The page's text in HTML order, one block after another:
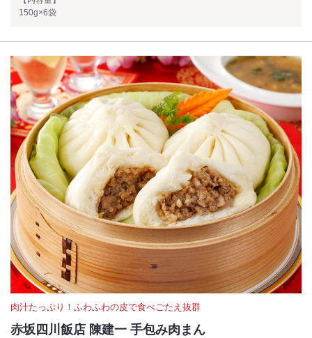
150g×6袋
肉汁たっぷり！ふわふわの皮で食べごたえ抜群
赤坂四川飯店 陳建一 手包み肉まん